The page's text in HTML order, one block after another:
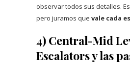
observar todos sus detalles.
pero juramos que vale cada
4) Central-Mid
Escalators y las